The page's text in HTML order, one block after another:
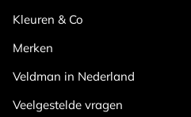
Kleuren & Co
Merken
Veldman in Nederland
Veelgestelde vragen